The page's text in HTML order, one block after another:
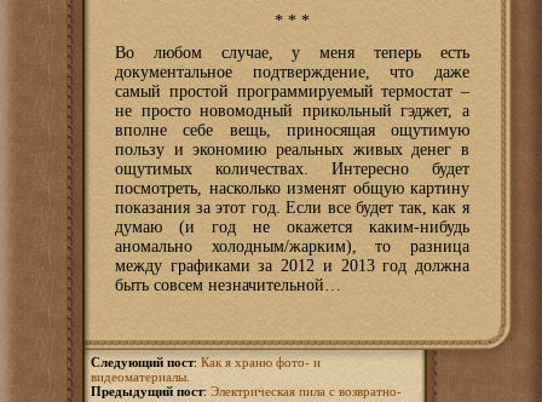
* * *
Во любом случае, у меня теперь есть
документальное подтверждение, что даже
самый простой программируемый термостат –
не просто новомодный прикольный гэджет, а
вполне себе вещь, приносящая ощутимую
пользу и экономию реальных живых денег в
ощутимых количествах. Интересно будет
посмотреть, насколько изменят общую картину
показания за этот год. Если все будет так, как я
думаю (и год не окажется каким-нибудь
аномально холодным/жарким), то разница
между графиками за 2012 и 2013 год должна
быть совсем незначительной…
Следующий пост: Как я храню фото- и
видеоматериалы.
Предыдущий пост: Электрическая пила с возвратно-